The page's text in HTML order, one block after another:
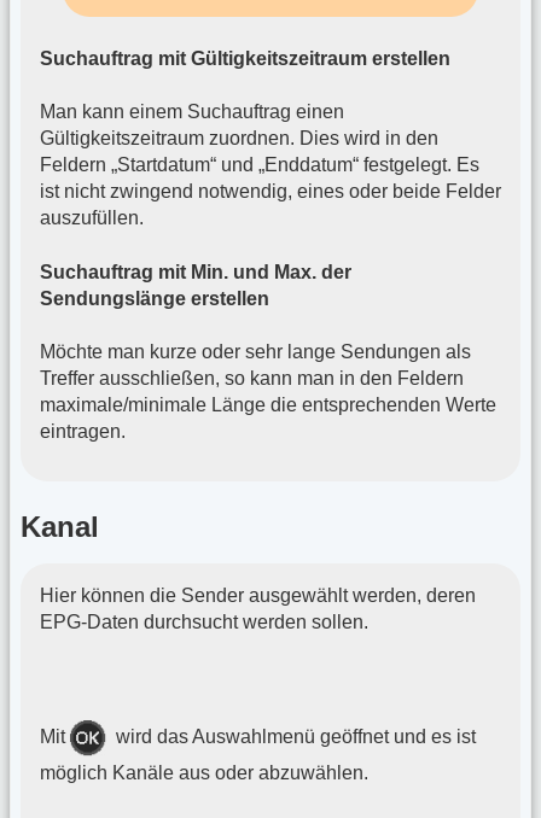
Suchauftrag mit Gültigkeitszeitraum erstellen
Man kann einem Suchauftrag einen
Gültigkeitszeitraum zuordnen. Dies wird in den
Feldern „Startdatum“ und „Enddatum“ festgelegt. Es
ist nicht zwingend notwendig, eines oder beide Felder
auszufüllen.
Suchauftrag mit Min. und Max. der
Sendungslänge erstellen
Möchte man kurze oder sehr lange Sendungen als
Treffer ausschließen, so kann man in den Feldern
maximale/minimale Länge die entsprechenden Werte
eintragen.
Kanal
Hier können die Sender ausgewählt werden, deren
EPG-Daten durchsucht werden sollen.
Mit
wird das Auswahlmenü geöffnet und es ist
möglich Kanäle aus oder abzuwählen.